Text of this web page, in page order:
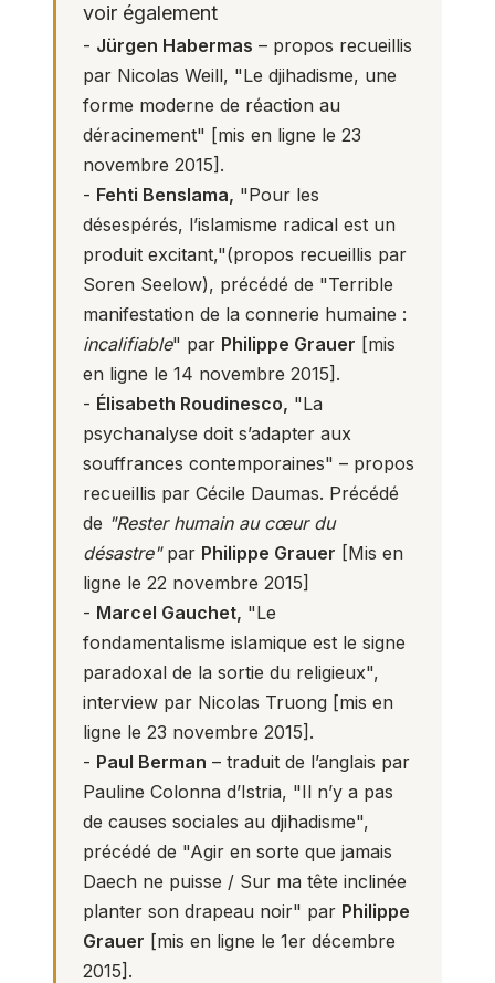
voir également
- Jürgen Habermas – propos recueillis
par Nicolas Weill, "Le djihadisme, une
forme moderne de réaction au
déracinement" [mis en ligne le 23
novembre 2015].
- Fehti Benslama, "Pour les
désespérés, l’islamisme radical est un
produit excitant,"(propos recueillis par
Soren Seelow), précédé de "Terrible
manifestation de la connerie humaine :
incalifiable" par Philippe Grauer [mis
en ligne le 14 novembre 2015].
- Élisabeth Roudinesco, "La
psychanalyse doit s’adapter aux
souffrances contemporaines" – propos
recueillis par Cécile Daumas. Précédé
de "Rester humain au cœur du
désastre"par Philippe Grauer [Mis en
ligne le 22 novembre 2015]
- Marcel Gauchet, "Le
fondamentalisme islamique est le signe
paradoxal de la sortie du religieux",
interview par Nicolas Truong [mis en
ligne le 23 novembre 2015].
- Paul Berman – traduit de l’anglais par
Pauline Colonna d’Istria, "Il n’y a pas
de causes sociales au djihadisme",
précédé de "Agir en sorte que jamais
Daech ne puisse / Sur ma tête inclinée
planter son drapeau noir" par Philippe
Grauer [mis en ligne le 1er décembre
2015].